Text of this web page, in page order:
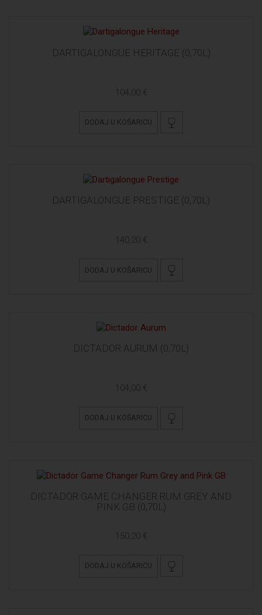
DARTIGALONGUE HERITAGE (0,70L)
104,00 €
DODAJ U KOŠARICU
DARTIGALONGUE PRESTIGE (0,70L)
140,20 €
DODAJ U KOŠARICU
DICTADOR AURUM (0,70L)
104,00 €
DODAJ U KOŠARICU
DICTADOR GAME CHANGER RUM GREY AND
PINK GB (0,70L)
150,20 €
DODAJ U KOŠARICU